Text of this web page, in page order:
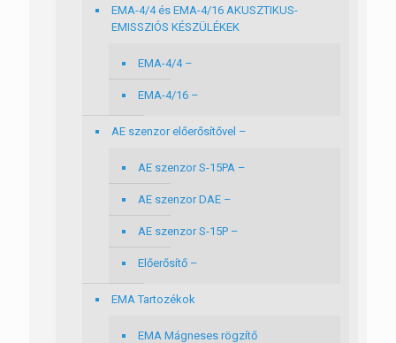
EMA-4/4 és EMA-4/16 AKUSZTIKUS-
EMISSZIÓS KÉSZÜLÉKEK
EMA-4/4 –
EMA-4/16 –
AE szenzor előerősítővel –
AE szenzor S-15PA –
AE szenzor DAE –
AE szenzor S-15P –
Előerősítő –
EMA Tartozékok
EMA Mágneses rögzítő